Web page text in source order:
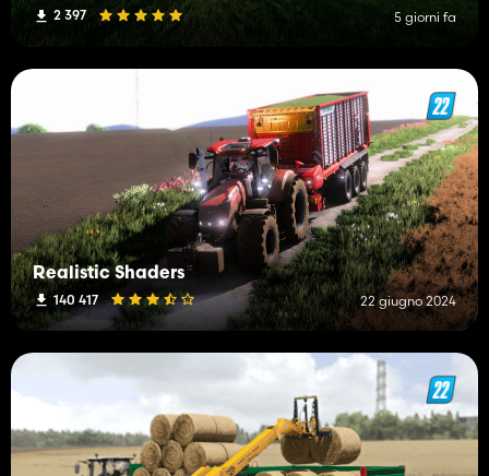
2 397 5 giorni fa
Realistic Shaders
140 417 22 giugno 2024